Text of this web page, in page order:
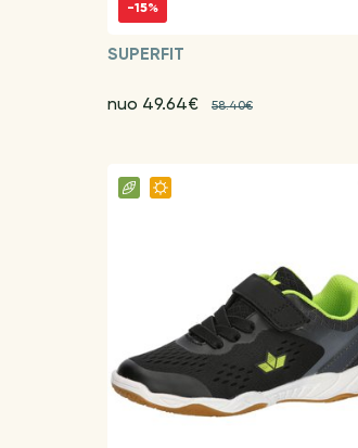
-15%
SUPERFIT
nuo 49.64€ 58.40€